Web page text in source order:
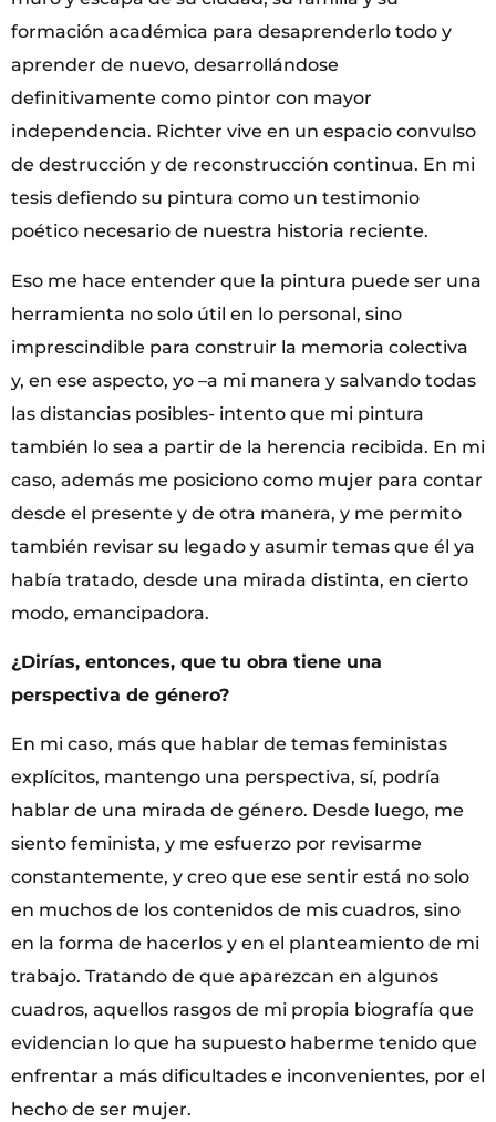
formación académica para desaprenderlo todo y
aprender de nuevo, desarrollándose
definitivamente como pintor con mayor
independencia. Richter vive en un espacio convulso
de destrucción y de reconstrucción continua. En mi
tesis defiendo su pintura como un testimonio
poético necesario de nuestra historia reciente.
Eso me hace entender que la pintura puede ser una
herramienta no solo útil en lo personal, sino
imprescindible para construir la memoria colectiva
y, en ese aspecto, yo –a mi manera y salvando todas
las distancias posibles- intento que mi pintura
también lo sea a partir de la herencia recibida. En mi
caso, además me posiciono como mujer para contar
desde el presente y de otra manera, y me permito
también revisar su legado y asumir temas que él ya
había tratado, desde una mirada distinta, en cierto
modo, emancipadora.
¿Dirías, entonces, que tu obra tiene una
perspectiva de género?
En mi caso, más que hablar de temas feministas
explícitos, mantengo una perspectiva, sí, podría
hablar de una mirada de género. Desde luego, me
siento feminista, y me esfuerzo por revisarme
constantemente, y creo que ese sentir está no solo
en muchos de los contenidos de mis cuadros, sino
en la forma de hacerlos y en el planteamiento de mi
trabajo. Tratando de que aparezcan en algunos
cuadros, aquellos rasgos de mi propia biografía que
evidencian lo que ha supuesto haberme tenido que
enfrentar a más dificultades e inconvenientes, por el
hecho de ser mujer.